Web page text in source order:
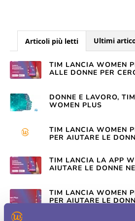
Articoli più letti Ultimi
TIM LANCIA WOMEN
ALLE DONNE PER
DONNE E LAVORO,
WOMEN PLUS
TIM LANCIA WOMEN
PER AIUTARE LE
TIM LANCIA LA APP
AIUTARE LE DONNE
TIM LANCIA WOMEN
PER AIUTARE LE